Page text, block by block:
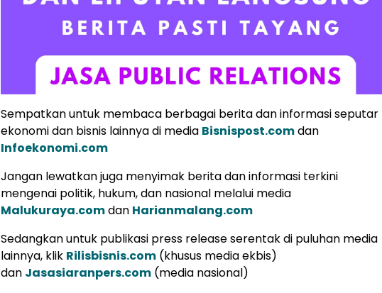
Sempatkan untuk membaca berbagai berita dan informasi seputar
ekonomi dan bisnis lainnya di media Bisnispost.comdan
Infoekonomi.com
Jangan lewatkan juga menyimak berita dan informasi terkini
mengenai politik, hukum, dan nasional melalui media
Malukuraya.comdan Harianmalang.com
Sedangkan untuk publikasi press release serentak di puluhan media
lainnya, klik Rilisbisnis.com (khusus media ekbis)
dan Jasasiaranpers.com (media nasional)